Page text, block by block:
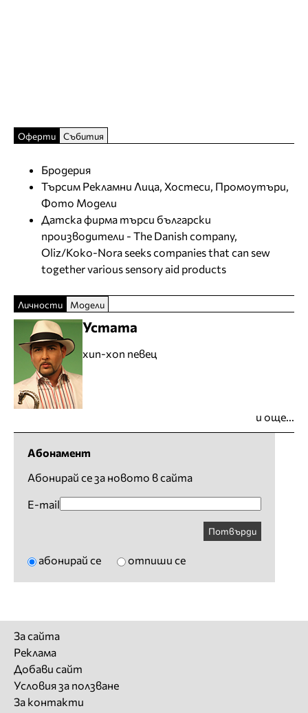
Оферти Събития
Бродерия
Търсим Рекламни Лица, Хостеси, Промоутъри,
Фото Модели
Датска фирма търси български
производители - The Danish company,
Oliz/Koko-Nora seeks companies that can sew
together various sensory aid products
Личности Модели
Устата
хип-хоп певец
и още...
Абонамент
Абонирай се за новото в сайта
E-mail
Потвърди
абонирай се отпиши се
За сайта
Реклама
Добави сайт
Условия за ползване
За контакти